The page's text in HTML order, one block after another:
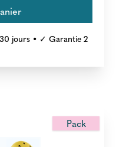
jours • ✓ Garantie 2
Pack